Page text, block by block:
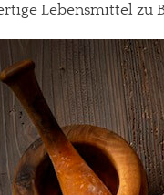
Lebensmittel zu